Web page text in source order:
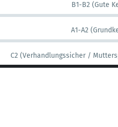
B1-B2 (Gute
A1-A2
C2 (Verhandlungssicher /